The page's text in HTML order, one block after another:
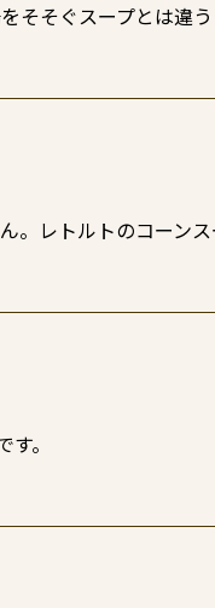
そそぐスープとは違
。レトルトのコーン
。